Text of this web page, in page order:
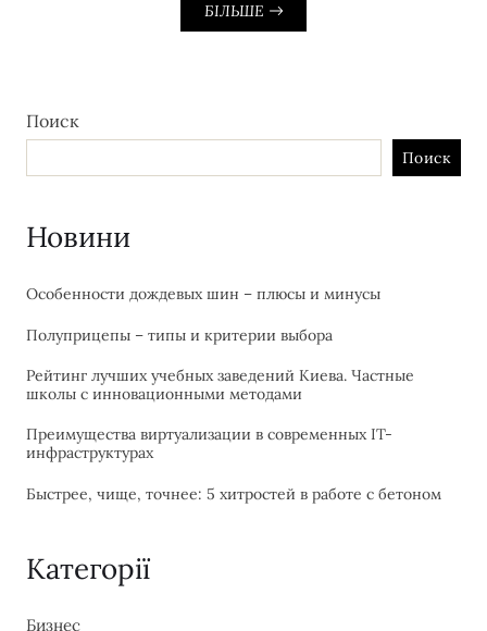
БІЛЬШЕ
Поиск
Поиск
Новини
Особенности дождевых шин – плюсы и минусы
Полуприцепы – типы и критерии выбора
Рейтинг лучших учебных заведений Киева. Частные
школы с инновационными методами
Преимущества виртуализации в современных IT-
инфраструктурах
Быстрее, чище, точнее: 5 хитростей в работе с бетоном
Категорії
Бизнес